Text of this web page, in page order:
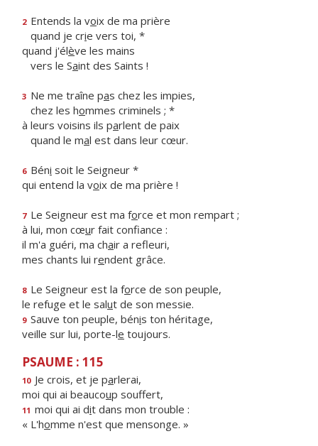
2 Entends la voix de ma prière
quand je crie vers toi, *
quand j'élève les mains
vers le Saint des Saints !
3 Ne me traîne pas chez les impies,
chez les hommes criminels ; *
à leurs voisins ils parlent de paix
quand le mal est dans leur cœur.
6 Béni soit le Seigneur *
qui entend la voix de ma prière !
7 Le Seigneur est ma force et mon rempart ;
à lui, mon cœur fait confiance :
il m'a guéri, ma chair a refleuri,
mes chants lui rendent grâce.
8 Le Seigneur est la force de son peuple,
le refuge et le salut de son messie.
9 Sauve ton peuple, bénis ton héritage,
veille sur lui, porte-le toujours.
PSAUME : 115
10 Je crois, et je parlerai,
moi qui ai beaucoup souffert,
11 moi qui ai dit dans mon trouble :
« L'homme n'est que mensonge. »